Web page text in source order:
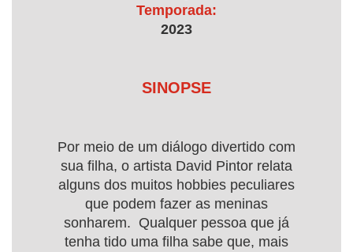
Temporada:
2023
SINOPSE
Por meio de um diálogo divertido com
sua filha, o artista David Pintor relata
alguns dos muitos hobbies peculiares
que podem fazer as meninas
sonharem. Qualquer pessoa que já
tenha tido uma filha sabe que, mais